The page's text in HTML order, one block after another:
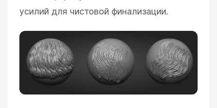
усилий для чистовой финализации.